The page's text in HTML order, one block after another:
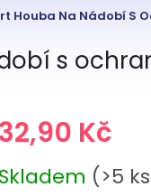
Houba Na Nádobí S
s
32,90 Kč
cena:
Skladem (>5